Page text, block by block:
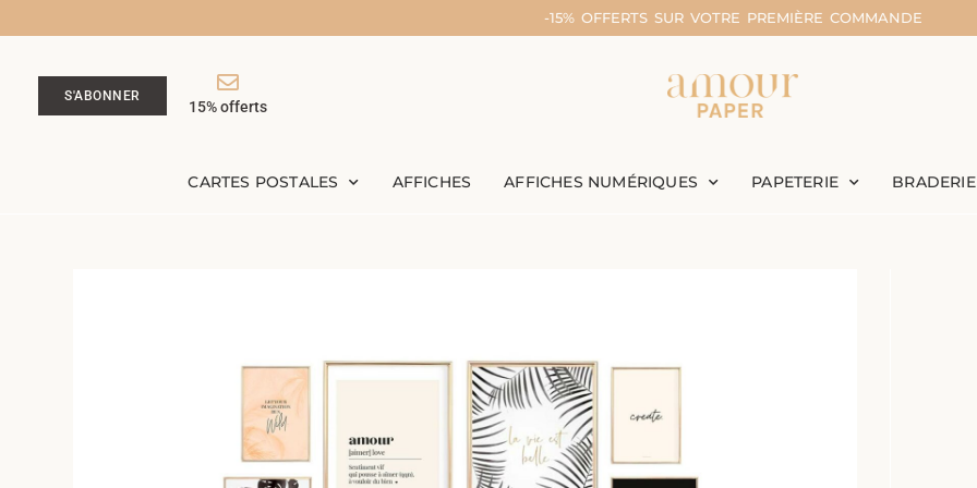
-15% OFFERTS SUR VOTRE PREMIÈRE COMMANDE
S'ABONNER
15% offerts
CARTES POSTALES AFFICHES AFFICHES NUMÉRIQUES PAPETERIE BRADERIE